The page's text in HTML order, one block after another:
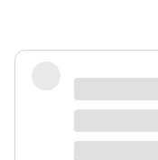
Bardzo
Anna K.